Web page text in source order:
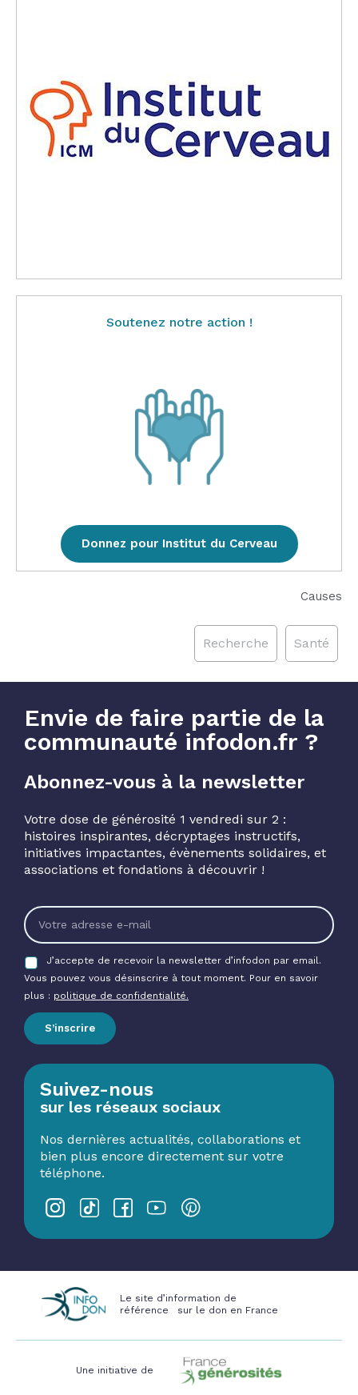
Soutenez notre action !
Donnez pour Institut du Cerveau
Causes
Santé
Recherche
Envie de faire partie de la
communauté infodon.fr ?
Abonnez-vous à la newsletter
Votre dose de générosité 1 vendredi sur 2 :
histoires inspirantes, décryptages instructifs,
initiatives impactantes, évènements solidaires, et
associations et fondations à découvrir !
J’accepte de recevoir la newsletter d’infodon par email.
Vous pouvez vous désinscrire à tout moment. Pour en savoir
plus : politique de confidentialité.
S’inscrire
Suivez-nous
sur les réseaux sociaux
Nos dernières actualités, collaborations et
bien plus encore directement sur votre
téléphone.
Le site d’information de
référence sur le don en France
Une initiative de